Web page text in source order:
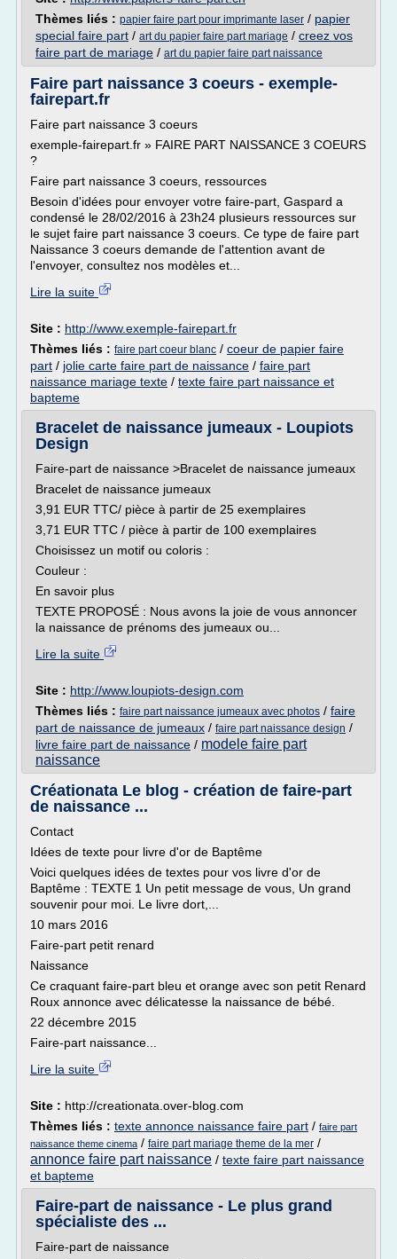
Thèmes liés : papier faire part pour imprimante laser / papier
special faire part / art du papier faire part mariage / creez vos
faire part de mariage / art du papier faire part naissance
Faire part naissance 3 coeurs - exemple-
fairepart.fr
Faire part naissance 3 coeurs
exemple-fairepart.fr » FAIRE PART NAISSANCE 3 COEURS
?
Faire part naissance 3 coeurs, ressources
Besoin d'idées pour envoyer votre faire-part, Gaspard a
condensé le 28/02/2016 à 23h24 plusieurs ressources sur
le sujet faire part naissance 3 coeurs. Ce type de faire part
Naissance 3 coeurs demande de l'attention avant de
l'envoyer, consultez nos modèles et...
Lire la suite
Site : http://www.exemple-fairepart.fr
Thèmes liés : faire part coeur blanc / coeur de papier faire
part / jolie carte faire part de naissance / faire part
naissance mariage texte / texte faire part naissance et
bapteme
Bracelet de naissance jumeaux - Loupiots
Design
Faire-part de naissance >Bracelet de naissance jumeaux
Bracelet de naissance jumeaux
3,91 EUR TTC/ pièce à partir de 25 exemplaires
3,71 EUR TTC / pièce à partir de 100 exemplaires
Choisissez un motif ou coloris :
Couleur :
En savoir plus
TEXTE PROPOSÉ : Nous avons la joie de vous annoncer
la naissance de prénoms des jumeaux ou...
Lire la suite
Site : http://www.loupiots-design.com
Thèmes liés : faire part naissance jumeaux avec photos / faire
part de naissance de jumeaux / faire part naissance design /
livre faire part de naissance / modele faire part
naissance
Créationata Le blog - création de faire-part
de naissance ...
Contact
Idées de texte pour livre d'or de Baptême
Voici quelques idées de textes pour vos livre d'or de
Baptême : TEXTE 1 Un petit message de vous, Un grand
souvenir pour moi. Le livre dort,...
10 mars 2016
Faire-part petit renard
Naissance
Ce craquant faire-part bleu et orange avec son petit Renard
Roux annonce avec délicatesse la naissance de bébé.
22 décembre 2015
Faire-part naissance...
Lire la suite
Site : http://creationata.over-blog.com
Thèmes liés : texte annonce naissance faire part / faire part
naissance theme cinema / faire part mariage theme de la mer /
annonce faire part naissance / texte faire part naissance
et bapteme
Faire-part de naissance - Le plus grand
spécialiste des ...
Faire-part de naissance